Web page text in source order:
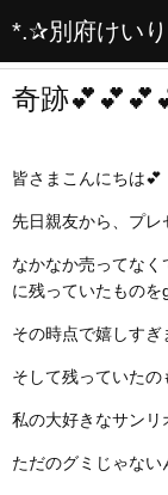
*.✰別府けい
奇跡
皆さまこんにちは💕
先日親友から、プレ
なかなか売ってな
に残っていたものを
その時点で嬉しすぎ
そして残っていたの
私の大好きなサンリ
ただのグミじゃない